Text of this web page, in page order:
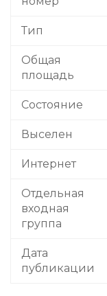
Тип
Общая
площадь
Состояние
Выселен
Интернет
Отдельная
входная
группа
Дата
публикации